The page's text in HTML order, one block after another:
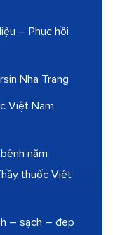
– Phục hồi
Nha Trang
Việt Nam
năm
thuốc Việt
– sạch – đẹp